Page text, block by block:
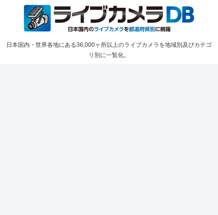
日本国内・世界各地にある36,000ヶ所以上のライブカメラを地域別及びカテゴ
リ別に一覧化。